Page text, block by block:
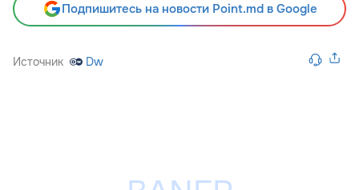
Подпишитесь на новости Point.md в Google
Источник Dw